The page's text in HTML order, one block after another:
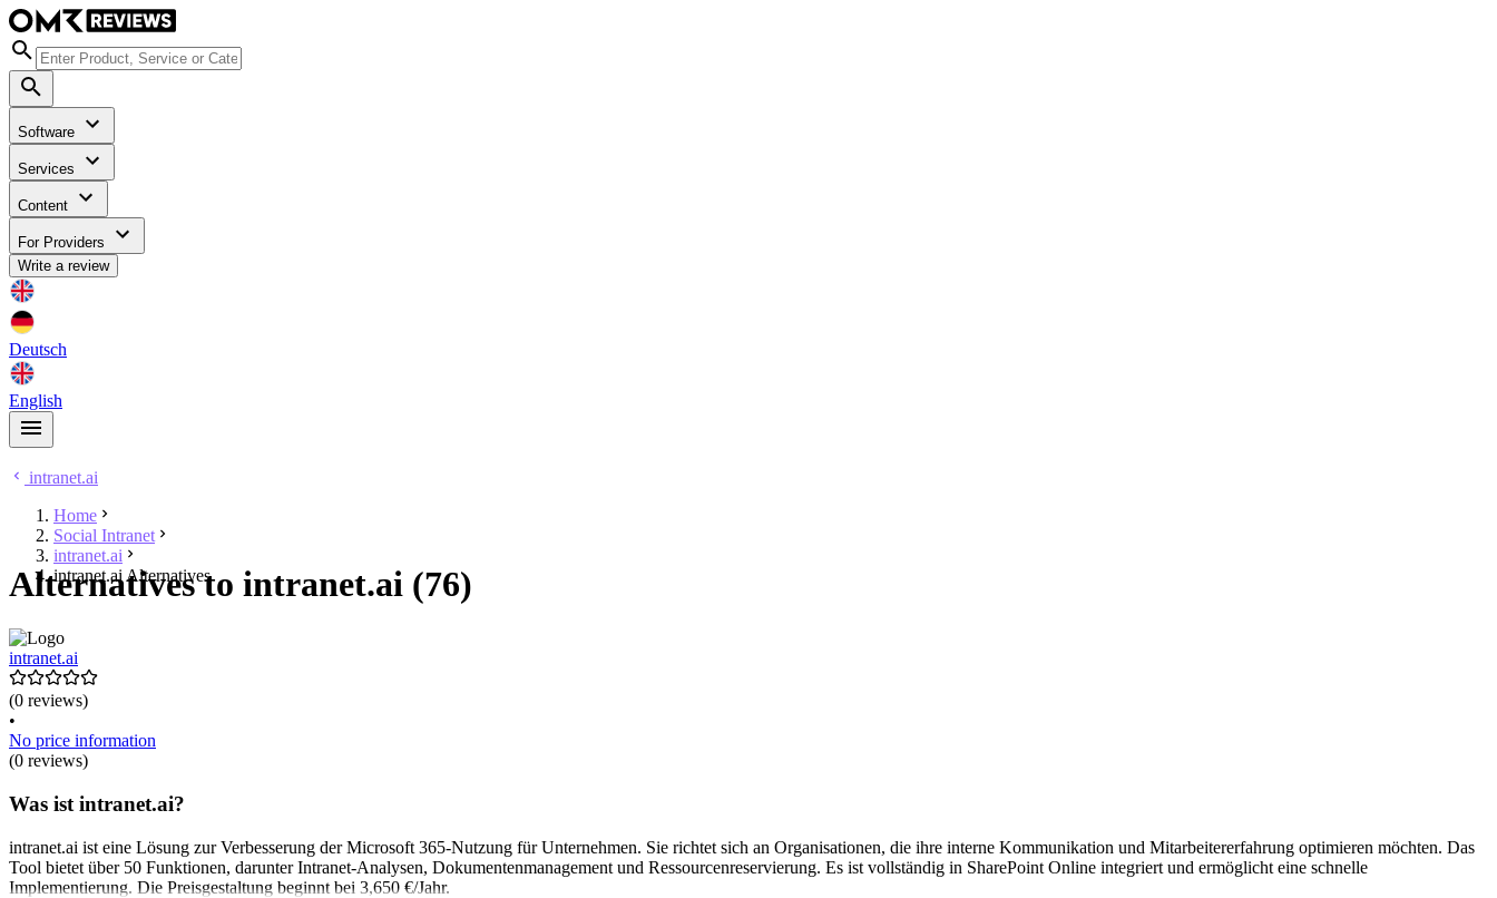
Software
Services
Content
For Providers
Write a review
Deutsch
English
intranet.ai
Home
Social Intranet
intranet.ai
intranet.ai Alternatives
Alternatives to intranet.ai (76)
intranet.ai
(0 reviews)
•
No price information
(0 reviews)
Was ist intranet.ai?
intranet.ai ist eine Lösung zur Verbesserung der Microsoft 365-Nutzung für Unternehmen. Sie richtet sich an Organisationen, die ihre interne Kommunikation und Mitarbeitererfahrung optimieren möchten. Das
Tool bietet über 50 Funktionen, darunter Intranet-Analysen, Dokumentenmanagement und Ressourcenreservierung. Es ist vollständig in SharePoint Online integriert und ermöglicht eine schnelle
Implementierung. Die Preisgestaltung beginnt bei 3,650 €/Jahr.